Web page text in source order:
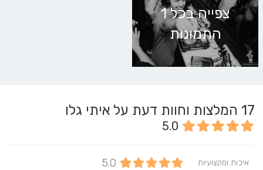
צפייה בכל 1
התמונות
17 המלצות וחוות דעת על איתי גלו
5.0
איכות ומקצועיות 5.0